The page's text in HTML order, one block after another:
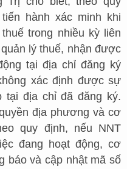
hành xác minh khi
trong nhiều kỳ liên
lý thuế, nhận được
tại địa chỉ đăng ký
xác định được sự
tại địa chỉ đã đăng ký.
địa phương và cơ
quy định, nếu NNT
đang hoạt động, cơ
báo và cập nhật mã số